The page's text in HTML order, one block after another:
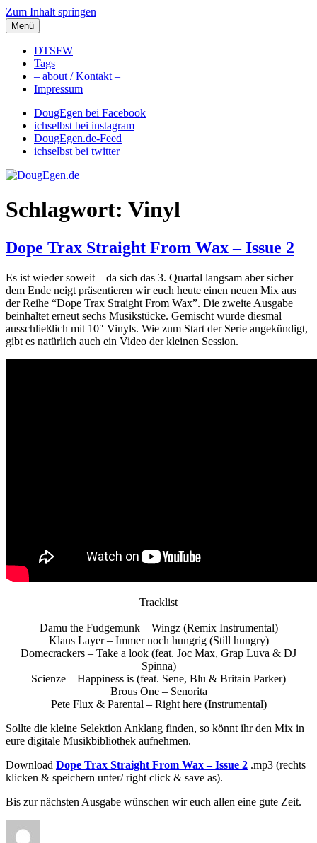
Zum Inhalt springen
DougEgen.de
Musik, Gedanken und Informationen / Ich bin Doug Egen!
Menü
DTSFW
Tags
– about / Kontakt –
Impressum
DougEgen bei Facebook
ichselbst bei instagram
DougEgen.de-Feed
ichselbst bei twitter
Schlagwort: Vinyl
Dope Trax Straight From Wax – Issue 2
Es ist wieder soweit – da sich das 3. Quartal langsam aber sicher
dem Ende neigt präsentieren wir euch heute einen neuen Mix aus
der Reihe “Dope Trax Straight From Wax”. Die zweite Ausgabe
beinhaltet erneut sechs Musikstücke. Gemischt wurde diesmal
ausschließlich mit 10″ Vinyls. Wie zum Start der Serie angekündigt,
gibt es natürlich auch ein Video der kleinen Session.
Tracklist
Damu the Fudgemunk – Wingz (Remix Instrumental)
Klaus Layer – Immer noch hungrig (Still hungry)
Domecrackers – Take a look (feat. Joc Max, Grap Luva & DJ
Spinna)
Scienze – Happiness is (feat. Sene, Blu & Britain Parker)
Brous One – Senorita
Pete Flux & Parental – Right here (Instrumental)
Sollte die kleine Selektion Anklang finden, so könnt ihr den Mix in
eure digitale Musikbibliothek aufnehmen.
Download Dope Trax Straight From Wax – Issue 2 .mp3 (rechts
klicken & speichern unter/ right click & save as).
Bis zur nächsten Ausgabe wünschen wir euch allen eine gute Zeit.